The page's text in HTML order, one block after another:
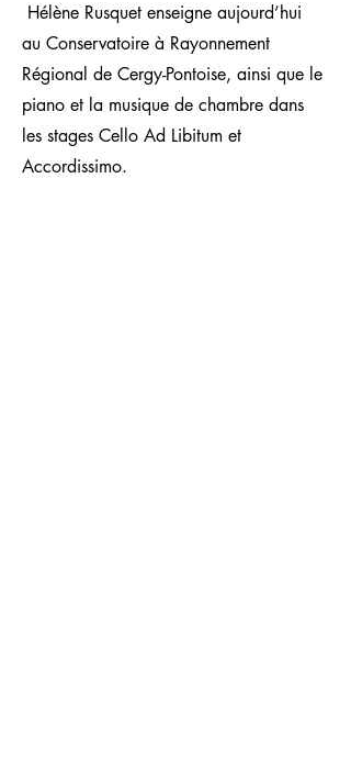
Hélène Rusquet enseigne aujourd’hui
au Conservatoire à Rayonnement
Régional de Cergy-Pontoise, ainsi que le
piano et la musique de chambre dans
les stages Cello Ad Libitum et
Accordissimo.